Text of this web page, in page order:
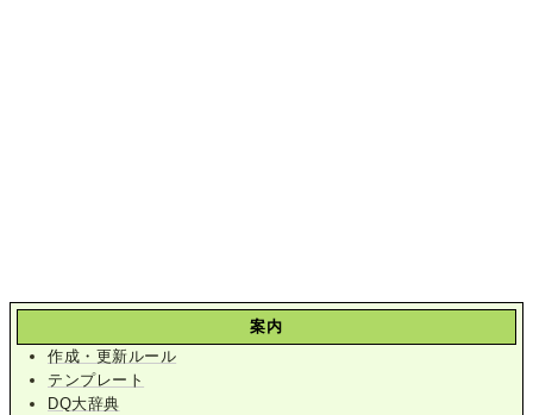
案内
作成・更新ルール
テンプレート
DQ大辞典